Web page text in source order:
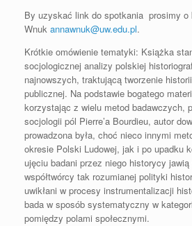
By uzyskać link do spotkania prosimy o
Wnuk annawnuk@uw.edu.pl.
Krótkie omówienie tematyki: Książka
socjologicznej analizy polskiej
najnowszych, traktującą tworzenie
publicznej. Na podstawie bogatego
korzystając z wielu metod badawczych,
socjologii pól Pierre’a Bourdieu, autor
prowadzona była, choć nieco innymi
okresie Polski Ludowej, jak i po upadku
ujęciu badani przez niego historycy
współtwórcy tak rozumianej polityki
uwikłani w procesy instrumentalizacji
bada w sposób systematyczny w
pomiędzy polami społecznymi.